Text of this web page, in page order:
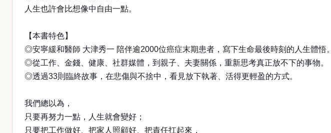
人生也許會比想像中自由一點。
【本書特色】
◎安寧緩和醫師 大津秀一 陪伴逾2000位癌症末期患者，寫下生命最後時刻的人生體悟。
◎從工作、金錢、健康、社群媒體，到親子、夫妻關係，重新思考真正放不下的事物。
◎透過33則臨終故事，在悲傷與不捨中，看見放下執著、活得更輕盈的方式。
我們總以為，
只要再努力一點，人生就會變好；
只要把工作做好、把家人照顧好、把責任扛起來，